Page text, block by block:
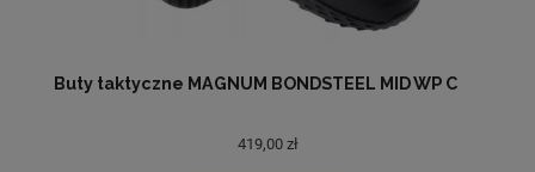
Buty taktyczne MAGNUM BONDSTEEL MID WP C
419,00 zł